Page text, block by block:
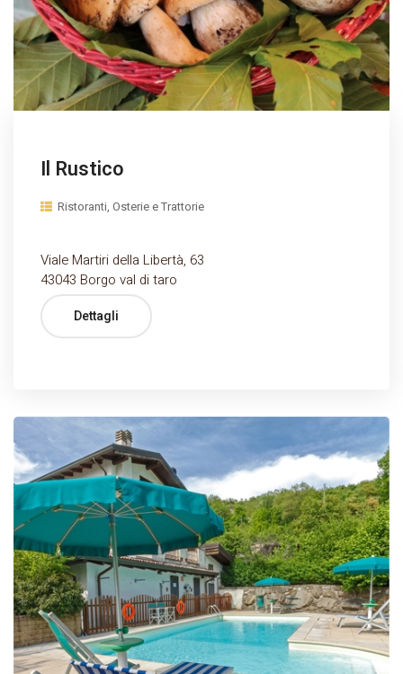
Il Rustico
Ristoranti, Osterie e Trattorie
Viale Martiri della Libertà, 63
43043 Borgo val di taro
Dettagli